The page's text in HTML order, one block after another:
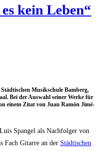
kein Leben“
Musik­schu­le Bam­berg,
Bei der Aus­wahl sei­ner Wer­ke für
einem Zitat von Juan Ramón Jimé­
Span­gel als Nach­fol­ger von
Fach Gitar­re an der Städ­ti­schen